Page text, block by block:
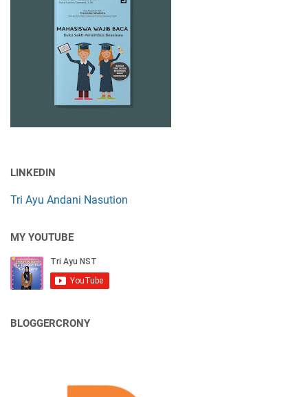
LINKEDIN
Tri Ayu Andani Nasution
MY YOUTUBE
BLOGGERCRONY